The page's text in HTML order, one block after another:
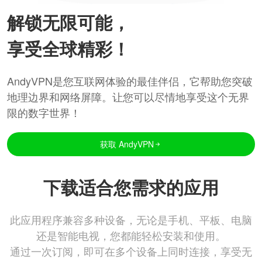
解锁无限可能，
享受全球精彩！
AndyVPN是您互联网体验的最佳伴侣，它帮助您突破
地理边界和网络屏障。让您可以尽情地享受这个无界
限的数字世界！
获取 AndyVPN
下载适合您需求的应用
此应用程序兼容多种设备，无论是手机、平板、电脑
还是智能电视，您都能轻松安装和使用。
通过一次订阅，即可在多个设备上同时连接，享受无